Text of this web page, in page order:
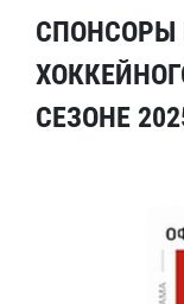
СПОНСОРЫ
СЕЗОНЕ